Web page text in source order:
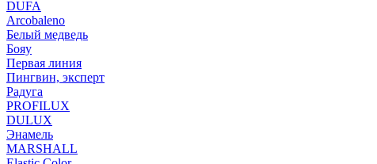
DUFA
Arcobaleno
Белый медведь
Бояу
Первая линия
Пингвин, эксперт
Радуга
PROFILUX
DULUX
Энамель
MARSHALL